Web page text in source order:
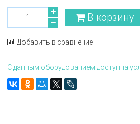
В корзину
Добавить в сравнение
С данным оборудованием доступна